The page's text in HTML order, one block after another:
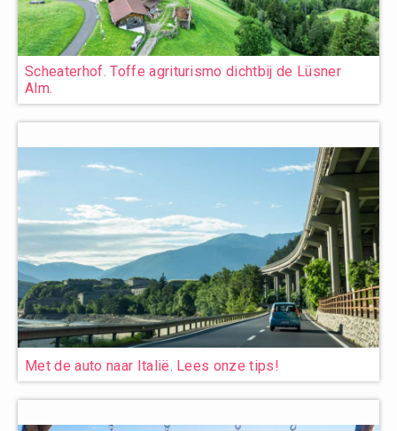
Scheaterhof. Toffe agriturismo dichtbij de Lüsner
Alm.
Met de auto naar Italië. Lees onze tips!